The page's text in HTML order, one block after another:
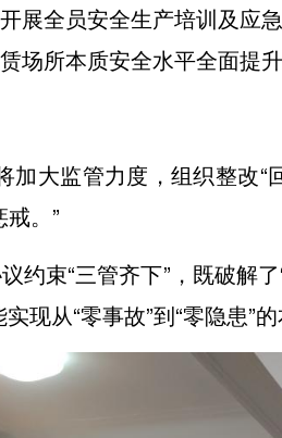
展全员安全生产培训及应
场所本质安全水平全面提升
加大监管力度，组织整改
。”
约束“三管齐下”，既破解
从“零事故”到“零隐患”的